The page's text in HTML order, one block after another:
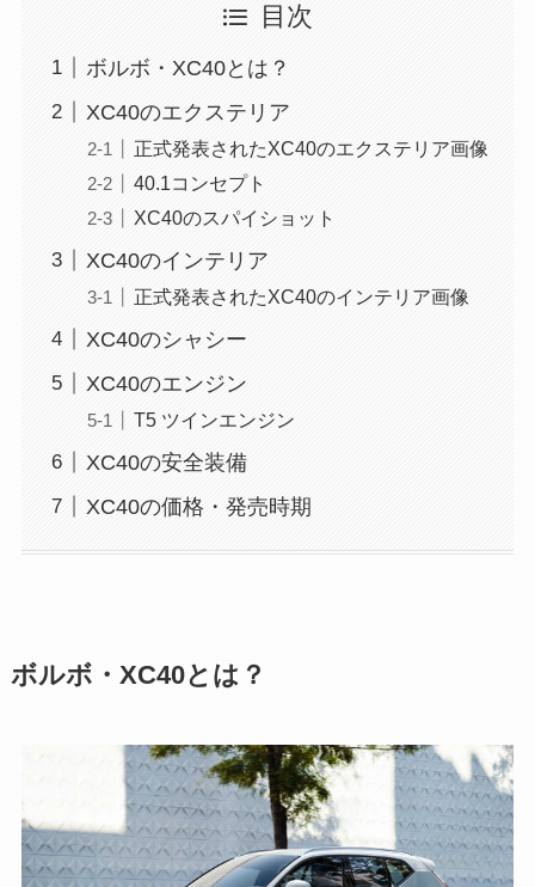
目次
ボルボ・XC40とは？
XC40のエクステリア
正式発表されたXC40のエクステリア画像
40.1コンセプト
XC40のスパイショット
XC40のインテリア
正式発表されたXC40のインテリア画像
XC40のシャシー
XC40のエンジン
T5 ツインエンジン
XC40の安全装備
XC40の価格・発売時期
ボルボ・XC40とは？